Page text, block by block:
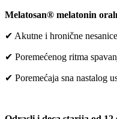
Melatosan® melatonin
✔ Akutne i hronične
✔ Poremećenog ritma
✔ Poremećaja sna nastalog